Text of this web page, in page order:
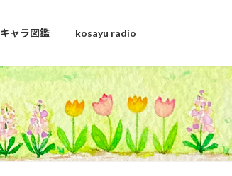
キャラ図鑑 kosayu radio